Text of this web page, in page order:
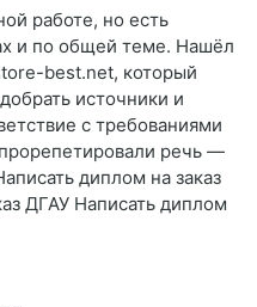
работе, но есть
и по общей теме. Нашёл
best.net, который
источники и
с требованиями
речь —
диплом на заказ
ДГАУ Написать диплом